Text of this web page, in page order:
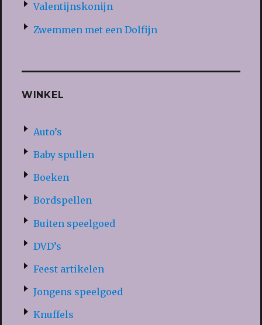
Valentijnskonijn
Zwemmen met een Dolfijn
WINKEL
Auto’s
Baby spullen
Boeken
Bordspellen
Buiten speelgoed
DVD’s
Feest artikelen
Jongens speelgoed
Knuffels